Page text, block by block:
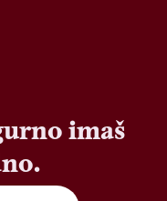
imaš